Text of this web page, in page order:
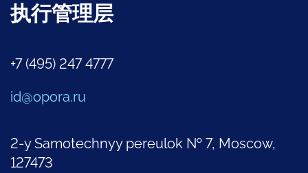
执行管理层
+7 (495) 247 4777
id@opora.ru
2-y Samotechnyy pereulok № 7, Moscow,
127473